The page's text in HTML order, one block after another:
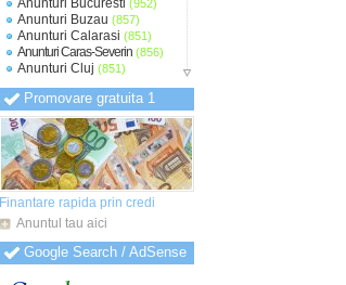
Anunturi Bucuresti (952)
Anunturi Buzau (857)
Anunturi Calarasi (851)
Anunturi Caras-Severin (856)
Anunturi Cluj (851)
Anunturi Constanta
Anunturi Covasna(848)
Anunturi Dambovita(851)
Anunturi Dolj(852)
Anunturi Galati(853)
Anunturi Giurgiu(849)
Anunturi Gorj(848)
Anunturi Harghita (849)
Anunturi Hunedoara
Anunturi Ialomita
Anunturi Iasi(851)
Anunturi Ilfov(856)
Anunturi Maramures
Promovare gratuita 1
Finantare rapida prin credi
Anuntul tau aici
Google Search / AdSense